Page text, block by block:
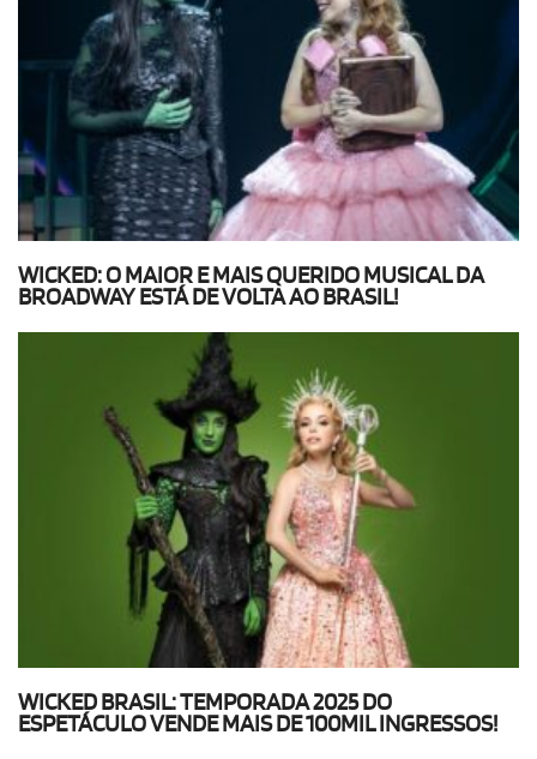
WICKED: O MAIOR E MAIS QUERIDO MUSICAL DA
BROADWAY ESTÁ DE VOLTA AO BRASIL!
WICKED BRASIL: TEMPORADA 2025 DO
ESPETÁCULO VENDE MAIS DE 100MIL INGRESSOS!